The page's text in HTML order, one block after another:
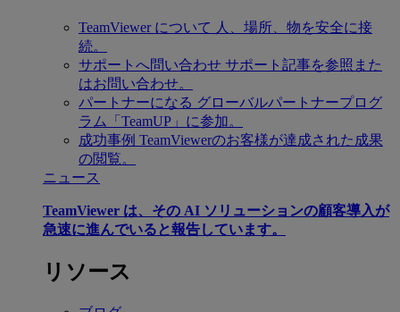
TeamViewer について 人、場所、物を安全に接
続。
サポートへ問い合わせ サポート記事を参照また
はお問い合わせ。
パートナーになる グローバルパートナープログ
ラム「TeamUP」に参加。
成功事例 TeamViewerのお客様が達成された成果
の閲覧。
ニュース
TeamViewer は、その AI ソリューションの顧客導入が
急速に進んでいると報告しています。
リソース